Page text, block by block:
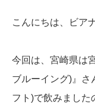
こんにちは、ビア
今回は、宮崎県は
ブルーイング)』さ
フト)で飲みました